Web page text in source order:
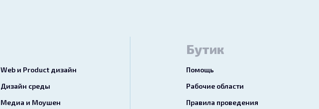
Web и Product дизайн
Дизайн среды
Медиа и Моушен
Бутик
Помощь
Рабочие области
Правила проведения